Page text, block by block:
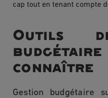
cap tout en tenant compte
Outils
connaître
Gestion budgétaire